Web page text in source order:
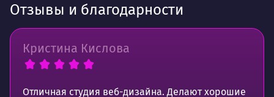
Отзывы и благодарности
Кристина Кислова
Отличная студия веб-дизайна. Делают хорошие